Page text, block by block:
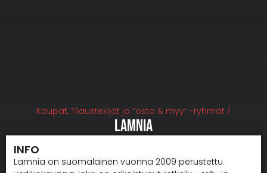
Kaupat, Tilaustekijät ja ”osta & myy” -ryhmät /
Lamnia
INFO
Lamnia on suomalainen vuonna 2009 perustettu